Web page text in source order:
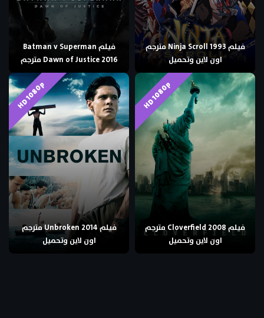
فيلم Ninja Scroll 1993 مترجم
اون لاين وتحميل
فيلم Batman v Superman
Dawn of Justice 2016 مترجم
HD 1080p
فيلم Cloverfield 2008 مترجم
اون لاين وتحميل
HD 1080p
فيلم Unbroken 2014 مترجم
اون لاين وتحميل